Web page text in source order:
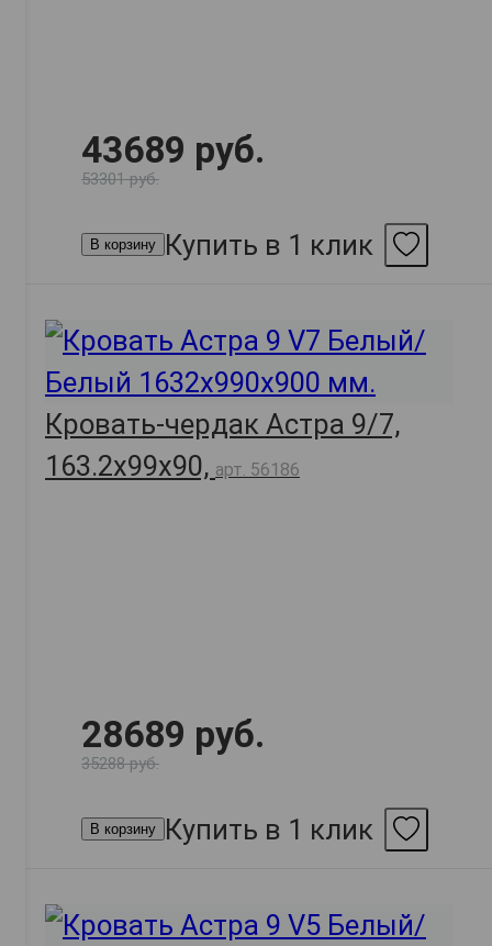
43689 руб.
53301 руб.
В корзину Купить в 1 клик
Кровать-чердак Астра 9/7,
163.2х99х90, арт. 56186
28689 руб.
35288 руб.
В корзину Купить в 1 клик